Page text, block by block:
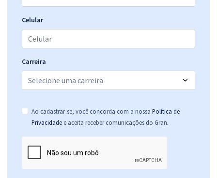
Celular
Carreira
Ao cadastrar-se, você concorda com a nossa Política de
Privacidade e aceita receber comunicações do Gran.